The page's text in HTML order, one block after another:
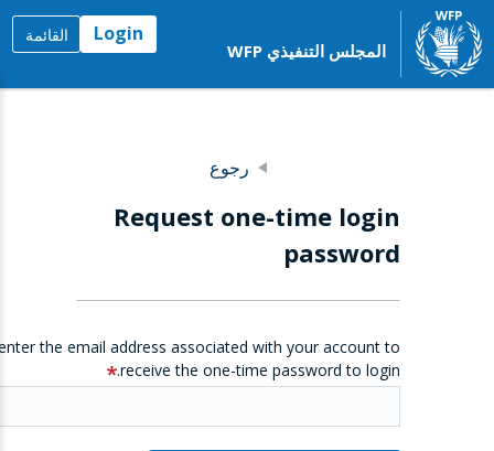
المجلس التنفيذي WFP
Login القائمة
رجوع
Request one-time login
password
the email address associated with your account to
receive the one-time password to login.